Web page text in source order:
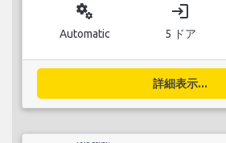
miscellaneous_services
Automatic
login
5 ドア
詳細表示...